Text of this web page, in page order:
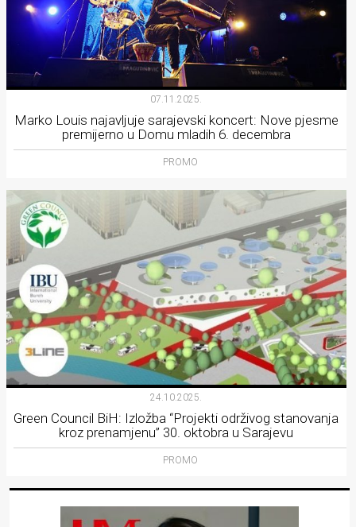
07.11.2025.
Marko Louis najavljuje sarajevski koncert: Nove pjesme
premijerno u Domu mladih 6. decembra
PROMO
24.10.2025.
Green Council BiH: Izložba “Projekti održivog stanovanja
kroz prenamjenu” 30. oktobra u Sarajevu
PROMO